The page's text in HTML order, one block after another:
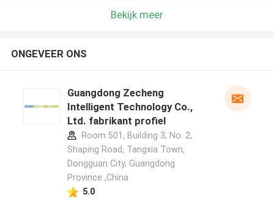
Bekijk meer
ONGEVEER ONS
Guangdong Zecheng
Intelligent Technology Co.,
Ltd. fabrikant profiel
Room 501, Building 3, No. 2,
Shaping Road, Tangxia Town,
Dongguan City, Guangdong
Province ,China
5.0